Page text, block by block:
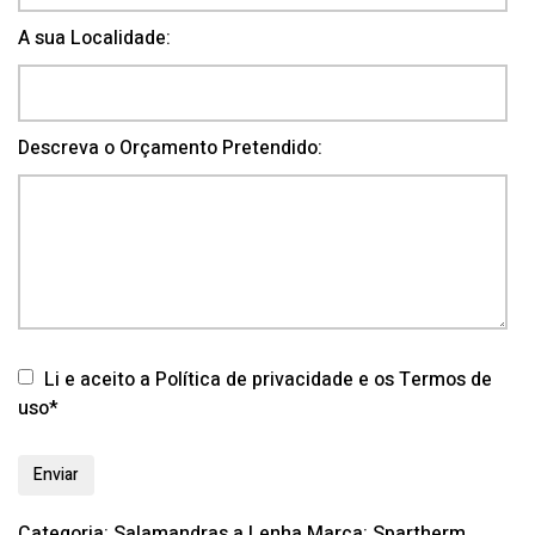
A sua Localidade:
Descreva o Orçamento Pretendido:
Li e aceito a Política de privacidade e os Termos de
uso*